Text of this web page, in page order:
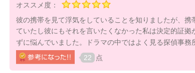
オススメ度：
彼の携帯を見て浮気をしていることを知りましたが、携
ていたし彼にもそれを言いたくなかった私は決定的証
ずに悩んでいました。ドラマの中ではよく見る探偵事務
22 点